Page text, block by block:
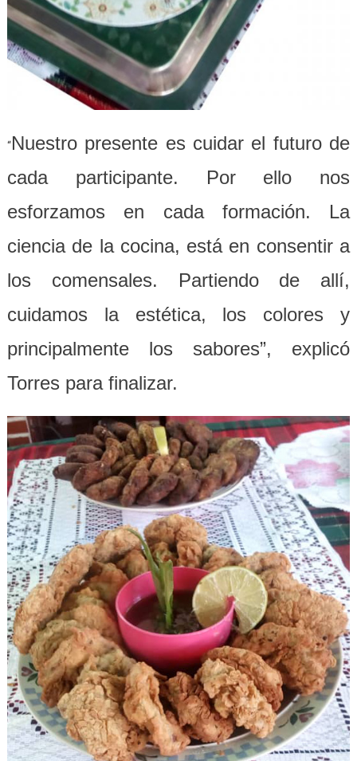
“Nuestro presente es cuidar el futuro de
cada participante. Por ello nos
esforzamos en cada formación. La
ciencia de la cocina, está en consentir a
los comensales. Partiendo de allí,
cuidamos la estética, los colores y
principalmente los sabores”, explicó
Torres para finalizar.